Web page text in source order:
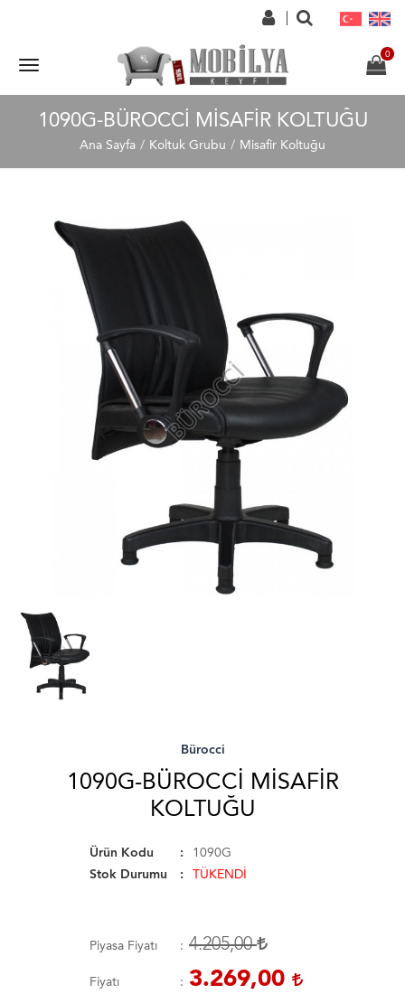
1090G-BÜROCCI MISAFIR KOLTUĞU
Ana Sayfa Koltuk Grubu Misafir Koltuğu
Bürocci
1090G-BÜROCCI MISAFIR
KOLTUĞU
Ürün Kodu
1090G
Stok Durumu
TÜKENDİ
Piyasa Fiyatı 4.205,00
Fiyatı 3.269,00